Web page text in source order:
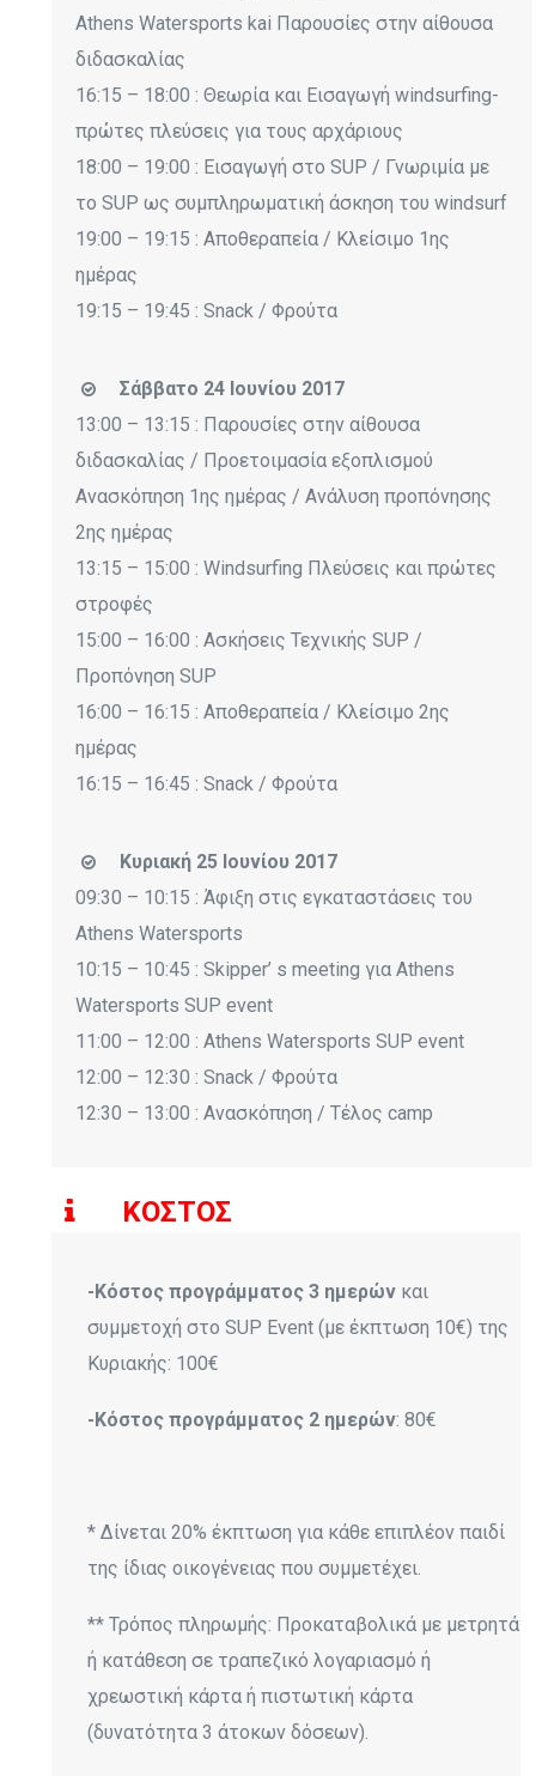
Athens Watersports kai Παρουσίες στην αίθουσα
διδασκαλίας
16:15 – 18:00 : Θεωρία και Εισαγωγή windsurfing-
πρώτες πλεύσεις για τους αρχάριους
18:00 – 19:00 : Εισαγωγή στο SUP / Γνωριμία με
το SUP ως συμπληρωματική άσκηση του windsurf
19:00 – 19:15 : Αποθεραπεία / Κλείσιμο 1ης
ημέρας
19:15 – 19:45 : Snack / Φρούτα
Σάββατο 24 Ιουνίου 2017
13:00 – 13:15 : Παρουσίες στην αίθουσα
διδασκαλίας / Προετοιμασία εξοπλισμού
Ανασκόπηση 1ης ημέρας / Ανάλυση προπόνησης
2ης ημέρας
13:15 – 15:00 : Windsurfing Πλεύσεις και πρώτες
στροφές
15:00 – 16:00 : Ασκήσεις Τεχνικής SUP /
Προπόνηση SUP
16:00 – 16:15 : Αποθεραπεία / Κλείσιμο 2ης
ημέρας
16:15 – 16:45 : Snack / Φρούτα
Κυριακή 25 Ιουνίου 2017
09:30 – 10:15 : Άφιξη στις εγκαταστάσεις του
Athens Watersports
10:15 – 10:45 : Skipper’ s meeting για Athens
Watersports SUP event
11:00 – 12:00 : Athens Watersports SUP event
12:00 – 12:30 : Snack / Φρούτα
12:30 – 13:00 : Ανασκόπηση / Tέλος camp
ΚΟΣΤΟΣ
-Κόστος προγράμματος 3 ημερώνκαι
συμμετοχή στο SUP Event (με έκπτωση 10€) της
Κυριακής: 100€
-Κόστος προγράμματος 2 ημερών: 80€
* Δίνεται 20% έκπτωση για κάθε επιπλέον παιδί
της ίδιας οικογένειας που συμμετέχει.
** Τρόπος πληρωμής: Προκαταβολικά με μετρητά
ή κατάθεση σε τραπεζικό λογαριασμό ή
χρεωστική κάρτα ή πιστωτική κάρτα
(δυνατότητα 3 άτοκων δόσεων).